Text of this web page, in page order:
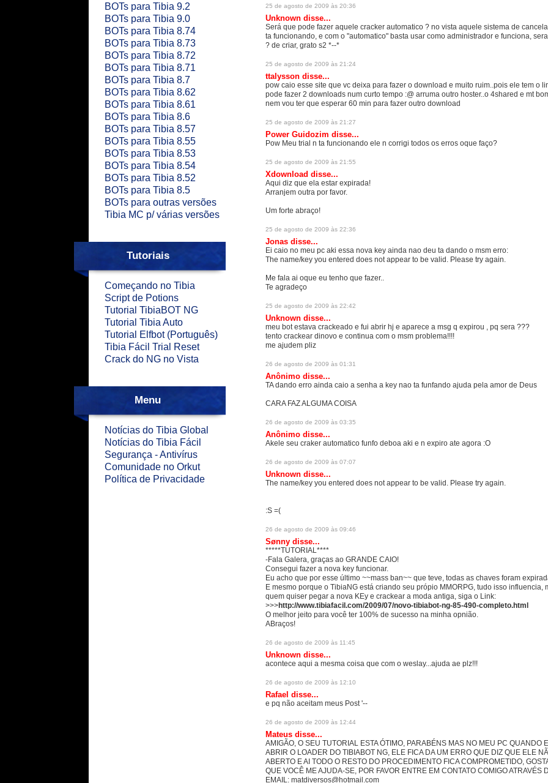
BOTs para Tibia 9.2
BOTs para Tibia 9.0
BOTs para Tibia 8.74
BOTs para Tibia 8.73
BOTs para Tibia 8.72
BOTs para Tibia 8.71
BOTs para Tibia 8.7
BOTs para Tibia 8.62
BOTs para Tibia 8.61
BOTs para Tibia 8.6
BOTs para Tibia 8.57
BOTs para Tibia 8.55
BOTs para Tibia 8.53
BOTs para Tibia 8.54
BOTs para Tibia 8.52
BOTs para Tibia 8.5
BOTs para outras versões
Tibia MC p/ várias versões
Tutoriais
Começando no Tibia
Script de Potions
Tutorial TibiaBOT NG
Tutorial Tibia Auto
Tutorial Elfbot (Português)
Tibia Fácil Trial Reset
Crack do NG no Vista
Menu
Notícias do Tibia Global
Notícias do Tibia Fácil
Segurança - Antivírus
Comunidade no Orkut
Política de Privacidade
25 de agosto de 2009 às 20:36
Unknown disse...
Será que pode fazer aquele cracker automatico ? no vista aquele sistema de
ta funcionando, e com o "automatico" basta usar como administrador e funciona,
? de criar, grato s2 *--*
25 de agosto de 2009 às 21:24
ttalysson disse...
pow caio esse site que vc deixa para fazer o download e muito ruim..pois ele tem o
pode fazer 2 downloads num curto tempo :@ arruma outro hoster..o 4shared e mt
nem vou ter que esperar 60 min para fazer outro download
25 de agosto de 2009 às 21:27
Power Guidozim disse...
Pow Meu trial n ta funcionando ele n corrigi todos os erros oque faço?
25 de agosto de 2009 às 21:55
Xdownload disse...
Aqui diz que ela estar expirada!
Arranjem outra por favor.
Um forte abraço!
25 de agosto de 2009 às 22:36
Jonas disse...
Ei caio no meu pc aki essa nova key ainda nao deu ta dando o msm erro:
The name/key you entered does not appear to be valid. Please try again.
Me fala ai oque eu tenho que fazer..
Te agradeço
25 de agosto de 2009 às 22:42
Unknown disse...
meu bot estava crackeado e fui abrir hj e aparece a msg q expirou , pq sera ???
tento crackear dinovo e continua com o msm problema!!!!
me ajudem pliz
26 de agosto de 2009 às 01:31
Anônimo disse...
TA dando erro ainda caio a senha a key nao ta funfando ajuda pela amor de Deus
CARA FAZ ALGUMA COISA
26 de agosto de 2009 às 03:35
Anônimo disse...
Akele seu craker automatico funfo deboa aki e n expiro ate agora :O
26 de agosto de 2009 às 07:07
Unknown disse...
The name/key you entered does not appear to be valid. Please try again.
:S =(
26 de agosto de 2009 às 09:46
Sønny disse...
*****TUTORIAL****
-Fala Galera, graças ao GRANDE CAIO!
Consegui fazer a nova key funcionar.
Eu acho que por esse último ~~mass ban~~ que teve, todas as chaves foram
E mesmo porque o TibiaNG está criando seu própio MMORPG, tudo isso influencia,
quem quiser pegar a nova KEy e crackear a moda antiga, siga o Link:
>>>http://www.tibiafacil.com/2009/07/novo-tibiabot-ng-85-490-completo.html
O melhor jeito para você ter 100% de sucesso na minha opnião.
ABraços!
26 de agosto de 2009 às 11:45
Unknown disse...
acontece aqui a mesma coisa que com o weslay...ajuda ae plz!!!
26 de agosto de 2009 às 12:10
Rafael disse...
e pq não aceitam meus Post '--
26 de agosto de 2009 às 12:44
Mateus disse...
AMIGÃO, O SEU TUTORIAL ESTA ÓTIMO, PARABÉNS MAS NO MEU PC QUANDO
ABRIR O LOADER DO TIBIABOT NG, ELE FICA DA UM ERRO QUE DIZ QUE ELE
ABERTO E AI TODO O RESTO DO PROCEDIMENTO FICA COMPROMETIDO,
QUE VOCÊ ME AJUDA-SE, POR FAVOR ENTRE EM CONTATO COMIGO ATRAVÉS
EMAIL: matdiversos@hotmail.com